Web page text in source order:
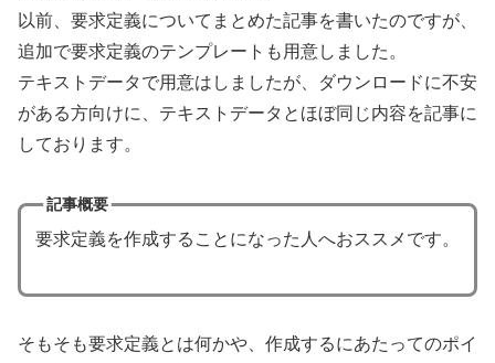
以前、要求定義についてまとめた記事を書いたのですが、
追加で要求定義のテンプレートも用意しました。
テキストデータで用意はしましたが、ダウンロードに不安
がある方向けに、テキストデータとほぼ同じ内容を記事に
しております。
記事概要
要求定義を作成することになった人へおススメです。
そもそも要求定義とは何かや、作成するにあたってのポイ